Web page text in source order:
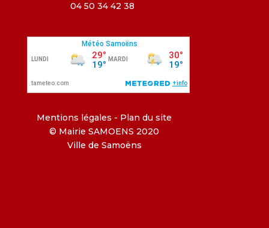
04 50 34 42 38
Mentions légales - Plan du site
© Mairie SAMOENS 2020
Ville de Samoëns